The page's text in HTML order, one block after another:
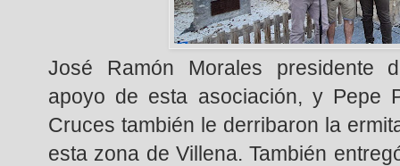
José Ramón Morales presidente
apoyo de esta asociación, y Pepe
Cruces también le derribaron la
esta zona de Villena. También